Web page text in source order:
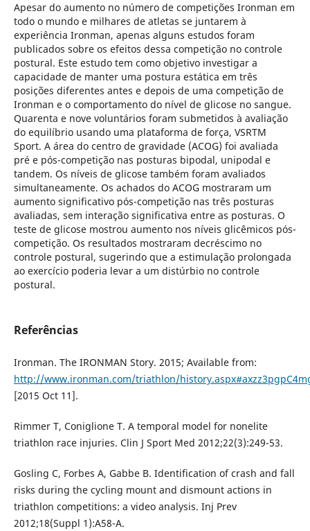
Apesar do aumento no número de competições Ironman em
todo o mundo e milhares de atletas se juntarem à
experiência Ironman, apenas alguns estudos foram
publicados sobre os efeitos dessa competição no controle
postural. Este estudo tem como objetivo investigar a
capacidade de manter uma postura estática em três
posições diferentes antes e depois de uma competição de
Ironman e o comportamento do nível de glicose no sangue.
Quarenta e nove voluntários foram submetidos à avaliação
do equilíbrio usando uma plataforma de força, VSRTM
Sport. A área do centro de gravidade (ACOG) foi avaliada
pré e pós-competição nas posturas bipodal, unipodal e
tandem. Os níveis de glicose também foram avaliados
simultaneamente. Os achados do ACOG mostraram um
aumento significativo pós-competição nas três posturas
avaliadas, sem interação significativa entre as posturas. O
teste de glicose mostrou aumento nos níveis glicêmicos pós-
competição. Os resultados mostraram decréscimo no
controle postural, sugerindo que a estimulação prolongada
ao exercício poderia levar a um distúrbio no controle
postural.
Referências
Ironman. The IRONMAN Story. 2015; Available from:
http://www.ironman.com/triathlon/
[2015 Oct 11].
Rimmer T, Coniglione T. A temporal model for nonelite
triathlon race injuries. Clin J Sport Med 2012;22(3):249-53.
Gosling C, Forbes A, Gabbe B. Identification of crash and fall
risks during the cycling mount and dismount actions in
triathlon competitions: a video analysis. Inj Prev
2012;18(Suppl 1):A58-A.